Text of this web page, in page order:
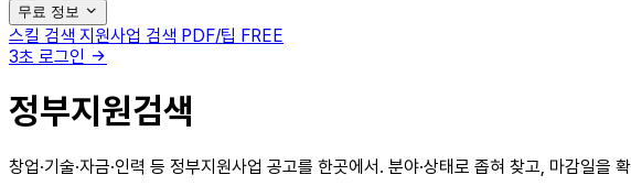
무료 정보
스킬 검색 지원사업 검색 PDF/팁 FREE
3초 로그인
정부지원검색
창업·기술·자금·인력 등 정부지원사업 공고를 한곳에서. 분야·상태로 좁혀 찾고, 마감일을